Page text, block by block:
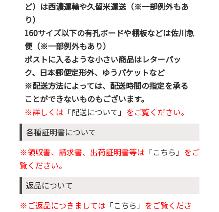
ど）は西濃運輸や久留米運送（※一部例外もあ
り）
160サイズ以下の有孔ボードや棚板などは佐川急
便（※一部例外もあり）
ポストに入るような小さい商品はレターパッ
ク、日本郵便定形外、ゆうパケットなど
※配送方法によっては、配送時間の指定を承る
ことができないものもございます。
※詳しくは 「配送について」 をご覧ください。
各種証明書について
※領収書、請求書、出荷証明書等は 「こちら」 をご
覧ください。
返品について
※ご返品につきましては 「こちら」 をご覧くださ